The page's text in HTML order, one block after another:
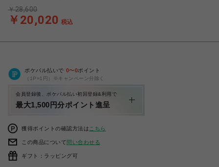
￥20,020 税込
￥28,600
ポケパル払いで 0〜0ポイント
（1P=1円）※キャンペーン分除く
会員登録後、ポケパル払い初回登録&利用で
最大1,500円分ポイント進呈
獲得ポイントの確認方法は こちら
この商品について問い合わせる
ギフト：ラッピング可